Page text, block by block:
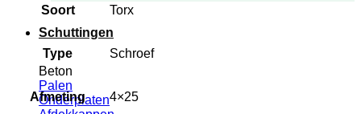
Schuttingen
Beton
Palen
Onderplaten
Soort Torx
Type Schroef
Afmeting 4×25